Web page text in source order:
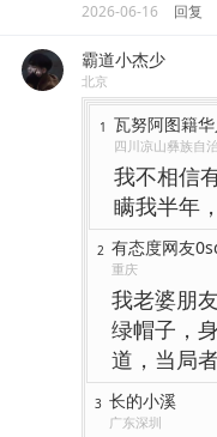
2026-06-16 回复
霸道小杰少
北京
1 瓦努阿图籍华
四川凉山彝族自
我不相信
瞒我半年
2 有态度网友
重庆
我老婆朋
绿帽子，
道，当局
3 长的小溪
广东深圳